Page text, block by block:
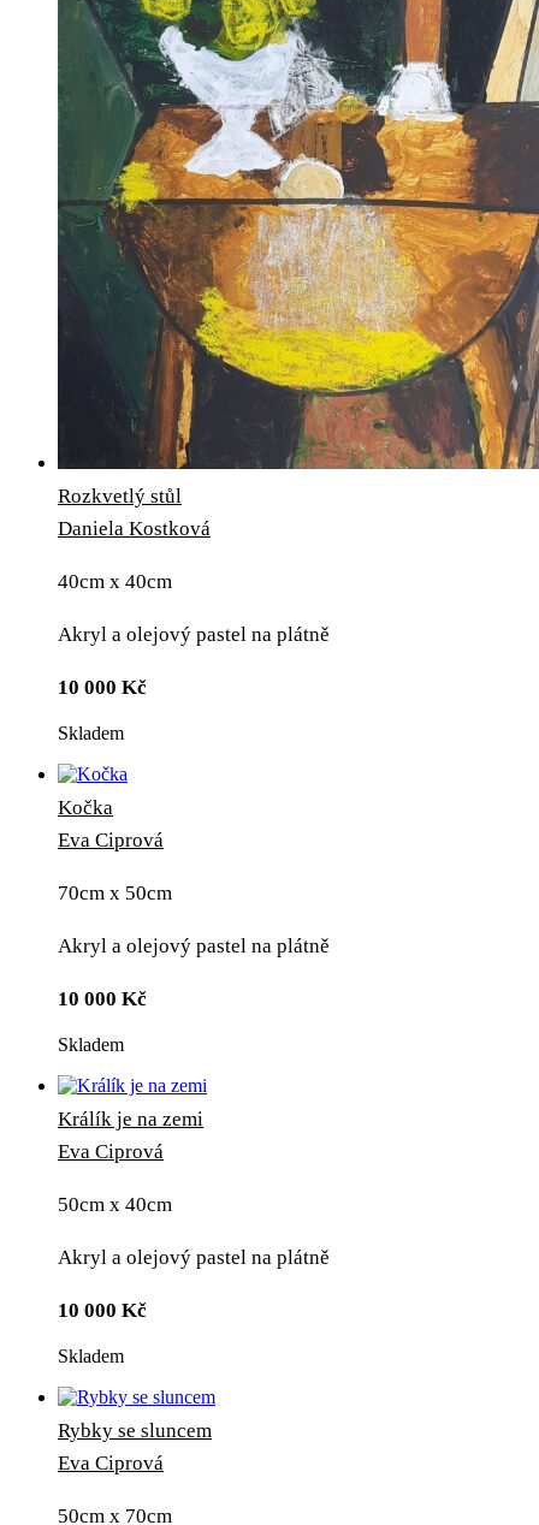
Rozkvetlý stůl
Daniela Kostková
40cm x 40cm
Akryl a olejový pastel na plátně
10 000 Kč
Skladem
Kočka
Eva Ciprová
70cm x 50cm
Akryl a olejový pastel na plátně
10 000 Kč
Skladem
Králík je na zemi
Eva Ciprová
50cm x 40cm
Akryl a olejový pastel na plátně
10 000 Kč
Skladem
Rybky se sluncem
Eva Ciprová
50cm x 70cm